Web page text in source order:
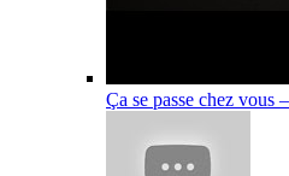
Ça se passe chez vous